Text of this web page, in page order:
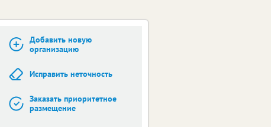
Добавить новую
организацию
Исправить неточность
Заказать приоритетное
размещение